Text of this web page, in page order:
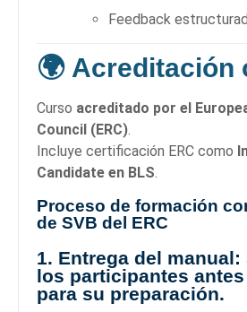
Feedback
🌍 Acreditación
Curso acreditado por el
Council (ERC).
Incluye certificación ERC como
Candidate en BLS.
Proceso de formación
de SVB del ERC
1. Entrega del manual:
los participantes
para su preparación.